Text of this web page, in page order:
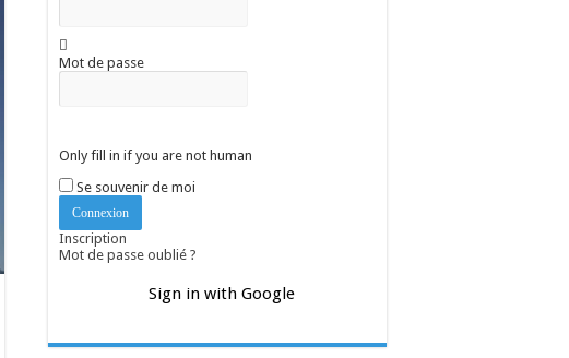
Mot de passe
Only fill in if you are not human
Se souvenir de moi
Inscription
Mot de passe oublié ?
Sign in with Google